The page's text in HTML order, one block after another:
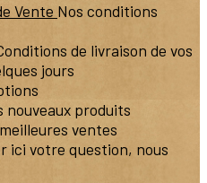
Vente Nos conditions
de livraison de vos
jours
nouveaux produits
ventes
ici votre question, nous